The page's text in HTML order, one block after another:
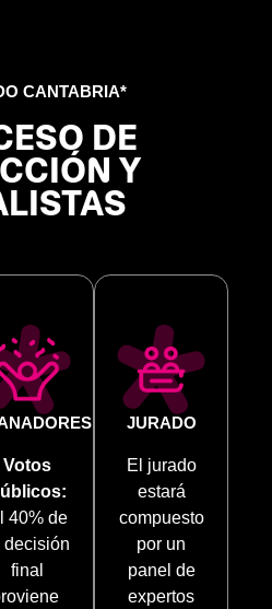
CANTABRIA*
DE
Y
Votos
40% de
decisión
final
JURADO
El jurado
estará
compuesto
por un
panel de
expertos